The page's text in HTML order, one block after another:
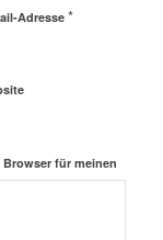
Adresse*
Browser für meinen